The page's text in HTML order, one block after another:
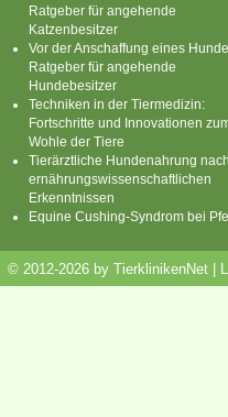
Ratgeber für angehende
Katzenbesitzer
Vor der Anschaffung eines
Ratgeber für angehende
Hundebesitzer
Techniken in der Tiermedizin:
Fortschritte und Innovationen
Wohle der Tiere
Tierärztliche Hundenahrung nach
ernährungswissenschaftlichen
Erkenntnissen
Equine Cushing-Syndrom bei
© 2012-2026 by TierklinikenNet |